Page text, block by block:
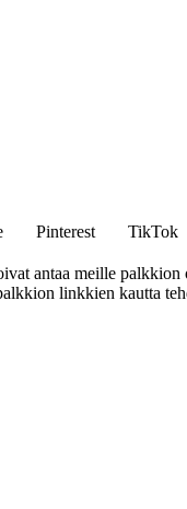
Pinterest TikTok
antaa meille palkkion
linkkien kautta